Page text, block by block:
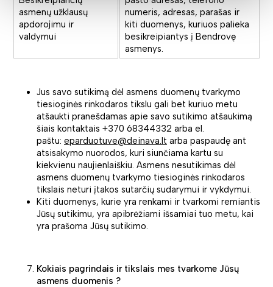
asmenų užklausų
apdorojimu ir
valdymui
numeris, adresas, parašas ir
kiti duomenys, kuriuos palieka
besikreipiantys į Bendrovę
asmenys.
Jus savo sutikimą dėl asmens duomenų tvarkymo
tiesioginės rinkodaros tikslu gali bet kuriuo metu
atšaukti pranešdamas apie savo sutikimo atšaukimą
šiais kontaktais +370 68344332 arba el.
paštu: eparduotuve@deinava.lt arba paspaudę ant
atsisakymo nuorodos, kuri siunčiama kartu su
kiekvienu naujienlaiškiu. Asmens nesutikimas dėl
asmens duomenų tvarkymo tiesioginės rinkodaros
tikslais neturi įtakos sutarčių sudarymui ir vykdymui.
Kiti duomenys, kurie yra renkami ir tvarkomi remiantis
Jūsų sutikimu, yra apibrėžiami išsamiai tuo metu, kai
yra prašoma Jūsų sutikimo.
Kokiais pagrindais ir tikslais mes tvarkome Jūsų
asmens duomenis ?